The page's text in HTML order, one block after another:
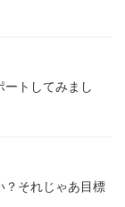
ートしてみまし
？それじゃあ目標